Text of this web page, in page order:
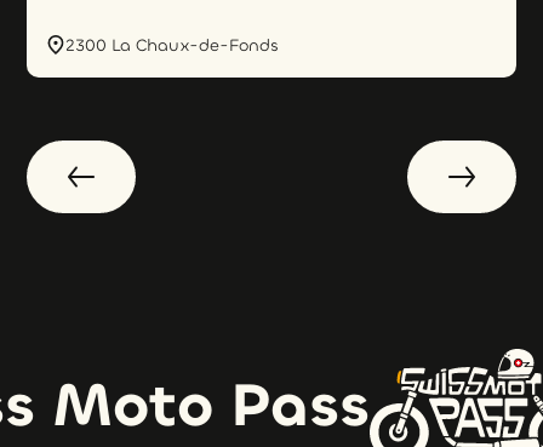
2300 La Chaux-de-Fonds
Moto Pass